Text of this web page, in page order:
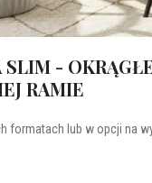
SLIM -
RAMIE
formatach lub w opcji na